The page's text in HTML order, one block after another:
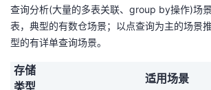
查询分析(大量的多表关联、group by操作)场
表，典型的有数仓场景；以点查询为主的场景
型的有详单查询场景。
存储
类型
适用场景